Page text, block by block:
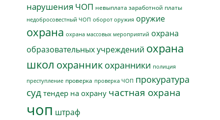
нарушения ЧОП невыплата заработной платы
недобросовестный ЧОП оборот оружия оружие
охрана охрана массовых мероприятий охрана
образовательных учреждений охрана
школ охранник охранники полиция
преступление проверка проверка ЧОП прокуратура
суд тендер на охрану частная охрана
чоп штраф